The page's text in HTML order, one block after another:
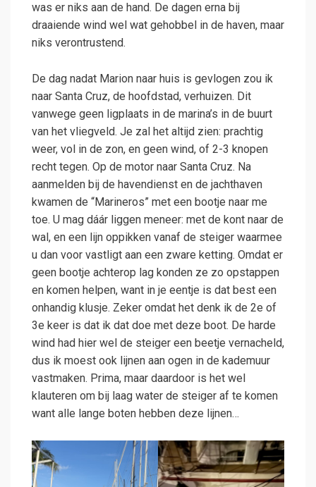
was er niks aan de hand. De dagen erna bij
draaiende wind wel wat gehobbel in de haven, maar
niks verontrustend.
De dag nadat Marion naar huis is gevlogen zou ik
naar Santa Cruz, de hoofdstad, verhuizen. Dit
vanwege geen ligplaats in de marina’s in de buurt
van het vliegveld. Je zal het altijd zien: prachtig
weer, vol in de zon, en geen wind, of 2-3 knopen
recht tegen. Op de motor naar Santa Cruz. Na
aanmelden bij de havendienst en de jachthaven
kwamen de “Marineros” met een bootje naar me
toe. U mag dáár liggen meneer: met de kont naar de
wal, en een lijn oppikken vanaf de steiger waarmee
u dan voor vastligt aan een zware ketting. Omdat er
geen bootje achterop lag konden ze zo opstappen
en komen helpen, want in je eentje is dat best een
onhandig klusje. Zeker omdat het denk ik de 2e of
3e keer is dat ik dat doe met deze boot. De harde
wind had hier wel de steiger een beetje vernacheld,
dus ik moest ook lijnen aan ogen in de kademuur
vastmaken. Prima, maar daardoor is het wel
klauteren om bij laag water de steiger af te komen
want alle lange boten hebben deze lijnen…